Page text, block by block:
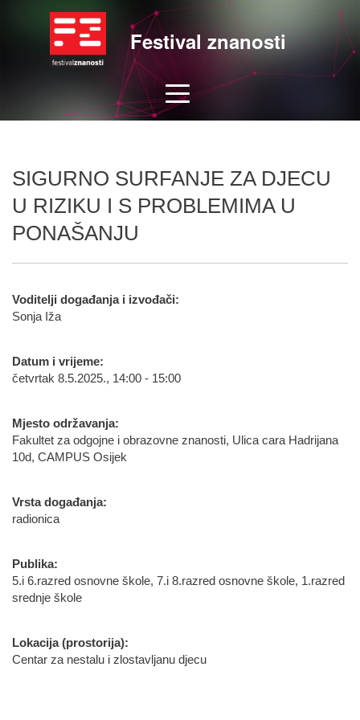
Festival znanosti
SIGURNO SURFANJE ZA DJECU
U RIZIKU I S PROBLEMIMA U
PONAŠANJU
Voditelji događanja i izvođači:
Sonja Iža
Datum i vrijeme:
četvrtak 8.5.2025., 14:00 - 15:00
Mjesto održavanja:
Fakultet za odgojne i obrazovne znanosti, Ulica cara Hadrijana
10d, CAMPUS Osijek
Vrsta događanja:
radionica
Publika:
5.i 6.razred osnovne škole, 7.i 8.razred osnovne škole, 1.razred
srednje škole
Lokacija (prostorija):
Centar za nestalu i zlostavljanu djecu